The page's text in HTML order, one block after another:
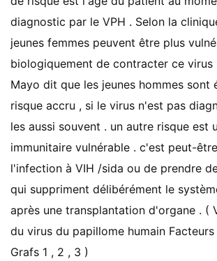
diagnostic par le VPH . Selon la
jeunes femmes peuvent être plus
biologiquement de contracter ce virus
Mayo dit que les jeunes hommes sont
risque accru , si le virus n'est pas
les aussi souvent . un autre risque est
immunitaire vulnérable . c'est peut-
l'infection à VIH /sida ou de prendre
qui suppriment délibérément le
après une transplantation d'organe . (
du virus du papillome humain
Grafs 1 , 2 , 3 )